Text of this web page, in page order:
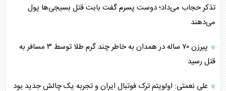
تذکر حجاب می‌داد؛ دوست پسرم گفت بابت قتل بسیجی‌ها پول
می‌دهند
پیرزن ۷۰ ساله در همدان به خاطر چند گرم طلا توسط ۳ مسافر به
قتل رسید
علی نعمتی: اولویتم ترک فوتبال ایران و تجربه یک چالش جدید بود